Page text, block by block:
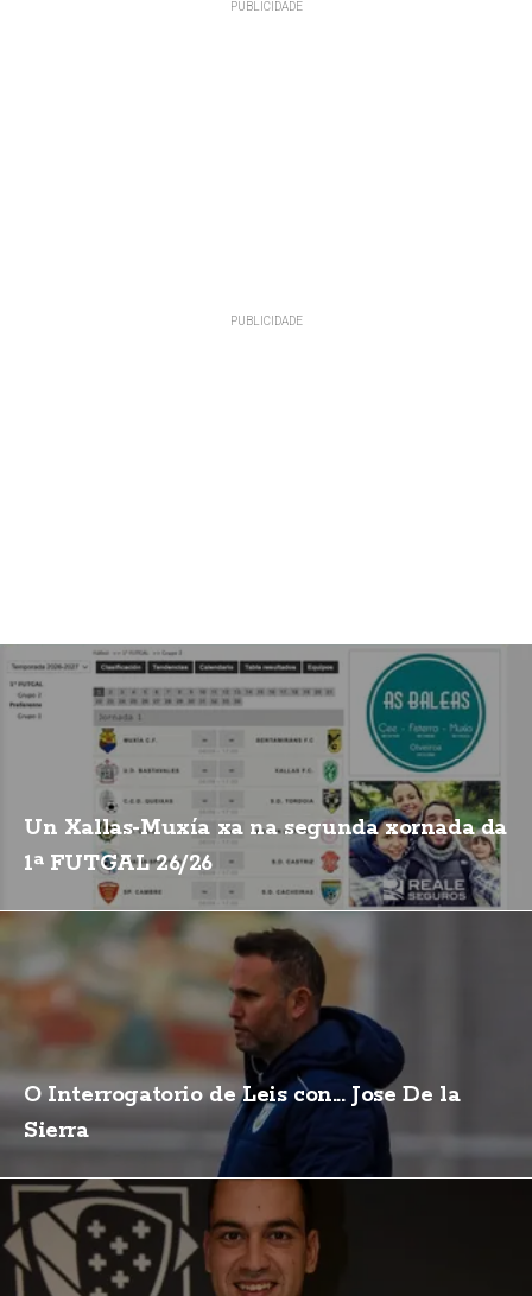
Un Xallas-Muxía xa na segunda xornada da
1ª FUTGAL 26/26
O Interrogatorio de Leis con... Jose De la
Sierra